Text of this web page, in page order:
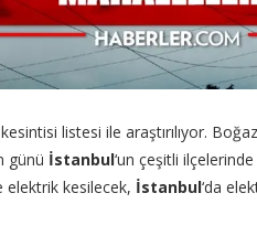
listesi ile araştırılıyor.
günü İstanbul‘un çeşitli
elektrik kesilecek, İstanbul‘da